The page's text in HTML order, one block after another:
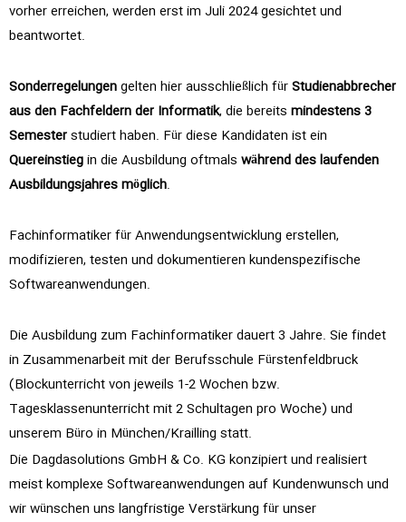
vorher erreichen, werden erst im Juli 2024 gesichtet und
beantwortet.
Sonderregelungengelten hier ausschließlich fürStudienabbrecher
aus den Fachfeldern der Informatik, die bereits mindestens 3
Semesterstudiert haben. Für diese Kandidaten ist ein
Quereinstiegin die Ausbildung oftmals während des laufenden
Ausbildungsjahresmöglich.
Fachinformatiker für Anwendungsentwicklung erstellen,
modifizieren, testen und dokumentieren kundenspezifische
Softwareanwendungen.
Die Ausbildung zum Fachinformatiker dauert 3 Jahre. Sie findet
in Zusammenarbeit mit der Berufsschule Fürstenfeldbruck
(Blockunterricht von jeweils 1-2 Wochen bzw.
Tagesklassenunterricht mit 2 Schultagen pro Woche) und
unserem Büro in München/Krailling statt.
Die Dagdasolutions GmbH & Co. KG konzipiert und realisiert
meist komplexe Softwareanwendungen auf Kundenwunsch und
wir wünschen uns langfristige Verstärkung für unser